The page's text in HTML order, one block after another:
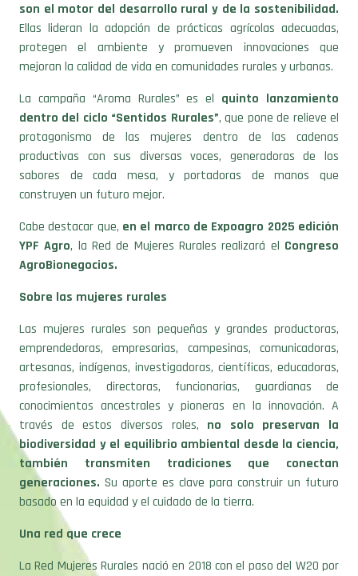
son el motor del desarrollo rural y de la sostenibilidad.
Ellas lideran la adopción de prácticas agrícolas adecuadas,
protegen el ambiente y promueven innovaciones que
mejoran la calidad de vida en comunidades rurales y urbanas.
La campaña “Aroma Rurales” es el quinto lanzamiento
dentro del ciclo “Sentidos Rurales”, que pone de relieve el
protagonismo de las mujeres dentro de las cadenas
productivas con sus diversas voces, generadoras de los
sabores de cada mesa, y portadoras de manos que
construyen un futuro mejor.
Cabe destacar que, en el marco de Expoagro 2025 edición
YPF Agro, la Red de Mujeres Rurales realizará el Congreso
AgroBionegocios.
Sobre las mujeres rurales
Las mujeres rurales son pequeñas y grandes productoras,
emprendedoras, empresarias, campesinas, comunicadoras,
artesanas, indígenas, investigadoras, científicas, educadoras,
profesionales, directoras, funcionarias, guardianas de
conocimientos ancestrales y pioneras en la innovación. A
través de estos diversos roles, no solo preservan la
biodiversidad y el equilibrio ambiental desde la ciencia,
también transmiten tradiciones que conectan
generaciones. Su aporte es clave para construir un futuro
basado en la equidad y el cuidado de la tierra.
Una red que crece
La Red Mujeres Rurales nació en 2018 con el paso del W20 por